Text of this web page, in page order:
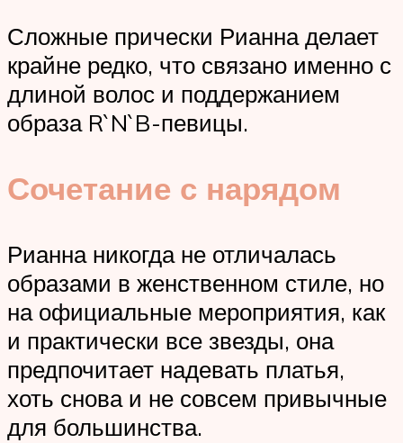
Сложные прически Рианна делает
крайне редко, что связано именно с
длиной волос и поддержанием
образа R`N`B-певицы.
Сочетание с нарядом
Рианна никогда не отличалась
образами в женственном стиле, но
на официальные мероприятия, как
и практически все звезды, она
предпочитает надевать платья,
хоть снова и не совсем привычные
для большинства.